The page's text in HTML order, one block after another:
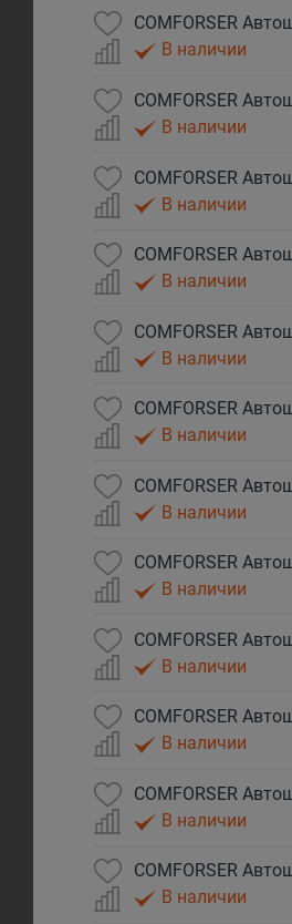
COMFORSER
В наличии
COMFORSER
В наличии
COMFORSER
В наличии
COMFORSER
В наличии
COMFORSER
В наличии
COMFORSER
В наличии
COMFORSER
В наличии
COMFORSER
В наличии
COMFORSER
В наличии
COMFORSER
В наличии
COMFORSER
В наличии
COMFORSER
В наличии